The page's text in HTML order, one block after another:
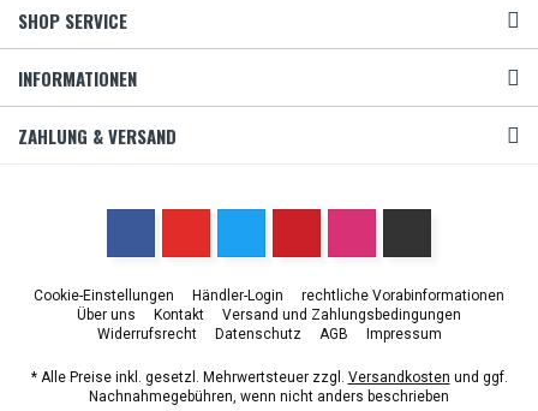
SHOP SERVICE
INFORMATIONEN
ZAHLUNG & VERSAND
Cookie-Einstellungen Händler-Login
rechtliche Vorabinformationen
Über uns
Kontakt
Versand und Zahlungsbedingungen
Widerrufsrecht
Datenschutz AGB Impressum
* Alle Preise inkl. gesetzl. Mehrwertsteuer zzgl. Versandkosten und ggf.
Nachnahmegebühren, wenn nicht anders beschrieben